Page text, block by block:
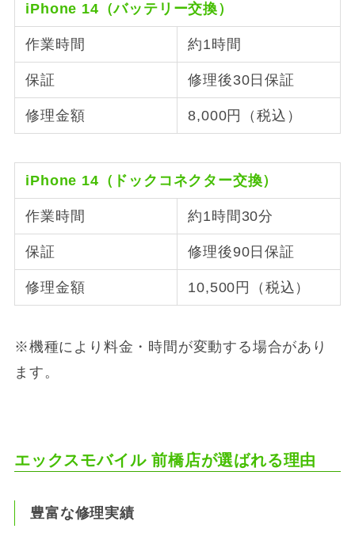
iPhone 14（バッテリー交換）
作業時間 約1時間
保証 修理後30日保証
修理金額 8,000円（税込）
iPhone 14（ドックコネクター交換）
作業時間 約1時間30分
保証 修理後90日保証
修理金額 10,500円（税込）
※機種により料金・時間が変動する場合があり
ます。
エックスモバイル 前橋店が選ばれる理由
豊富な修理実績